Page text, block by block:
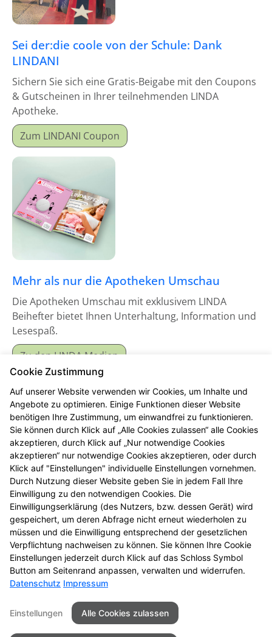
Sei der:die coole von der Schule: Dank
LINDANI
Sichern Sie sich eine Gratis-Beigabe mit den Coupons
& Gutscheinen in Ihrer teilnehmenden LINDA
Apotheke.
Zum LINDANI Coupon
Mehr als nur die Apotheken Umschau
Die Apotheken Umschau mit exklusivem LINDA
Beihefter bietet Ihnen Unterhaltung, Information und
Lesespaß.
Zu den LINDA Medien
Gesundheitstelefon
Hochwertige Beratung, anonym und kostenfrei
Zum Gesundheitstelefon
Seitenübersicht Kontakt
Impressum
Datenschutz
Barrierefreiheit
Cookie Zustimmung
Auf unserer Website verwenden wir Cookies, um Inhalte und
Angebote zu optimieren. Einige Funktionen dieser Website
benötigen Ihre Zustimmung, um einwandfrei zu funktionieren.
Sie können durch Klick auf „Alle Cookies zulassen“ alle Cookies
akzeptieren, durch Klick auf „Nur notwendige Cookies
akzeptieren“ nur notwendige Cookies akzeptieren, oder durch
Klick auf "Einstellungen" individuelle Einstellungen vornehmen.
Durch Nutzung dieser Website geben Sie in jedem Fall Ihre
Einwilligung zu den notwendigen Cookies. Die
Einwilligungserklärung (des Nutzers, bzw. dessen Gerät) wird
gespeichert, um deren Abfrage nicht erneut wiederholen zu
müssen und die Einwilligung entsprechend der gesetzlichen
Verpflichtung nachweisen zu können. Sie können Ihre Cookie
Einstellungen jederzeit durch Klick auf das Schloss Symbol
Button am Seitenrand anpassen, verwalten und widerrufen.
Datenschutz Impressum
Einstellungen Alle Cookies zulassen